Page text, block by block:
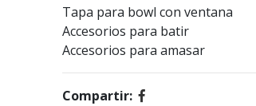
Tapa para bowl con ventana
Accesorios para batir
Accesorios para amasar
Compartir: